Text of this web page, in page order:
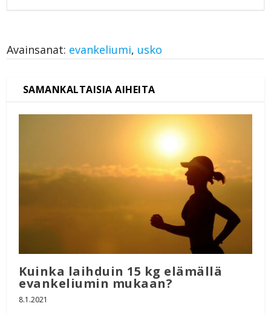
Avainsanat: evankeliumi, usko
Kuinka laihduin 15 kg elämällä
evankeliumin mukaan?
8.1.2021